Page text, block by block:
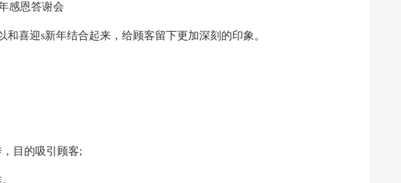
感恩答谢会
和喜迎s新年结合起来，给顾客留下更加深刻的印象。
目的吸引顾客;